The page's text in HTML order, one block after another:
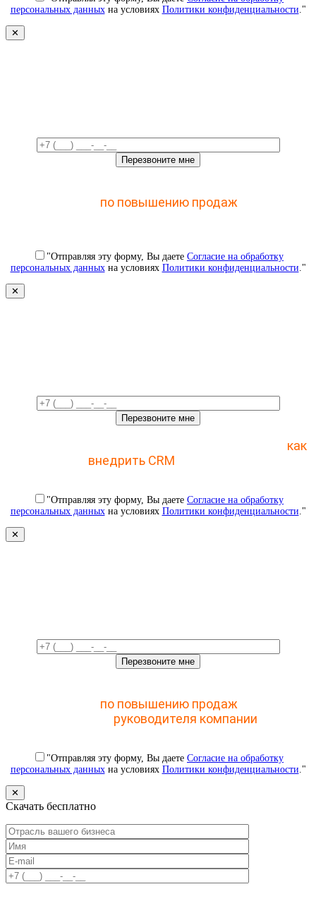
персональных данныхна условиях Политики конфиденциальности."
✕
по повышению продаж
"Отправляя эту форму, Вы даете Согласие на обработку
персональных данныхна условиях Политики конфиденциальности."
✕
как
внедрить CRM
"Отправляя эту форму, Вы даете Согласие на обработку
персональных данныхна условиях Политики конфиденциальности."
✕
по повышению продаж
руководителя компании
"Отправляя эту форму, Вы даете Согласие на обработку
персональных данныхна условиях Политики конфиденциальности."
✕
Скачать бесплатно